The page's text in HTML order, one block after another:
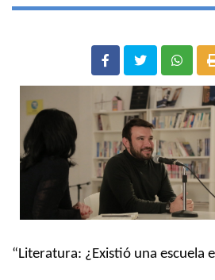
“Literatura: ¿Existió una escuela